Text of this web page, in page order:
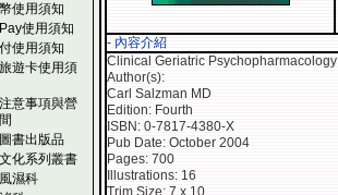
使用須知
使用須知
使用須知
遊卡使用須
意事項與營
書出版品
化系列叢書
濕科
- 內容介紹
Clinical Geriatric
Author(s):
Carl Salzman MD
Edition: Fourth
ISBN: 0-7817-4380-X
Pub Date: October 2004
Pages: 700
Illustrations: 16
Trim Size: 7 x 10